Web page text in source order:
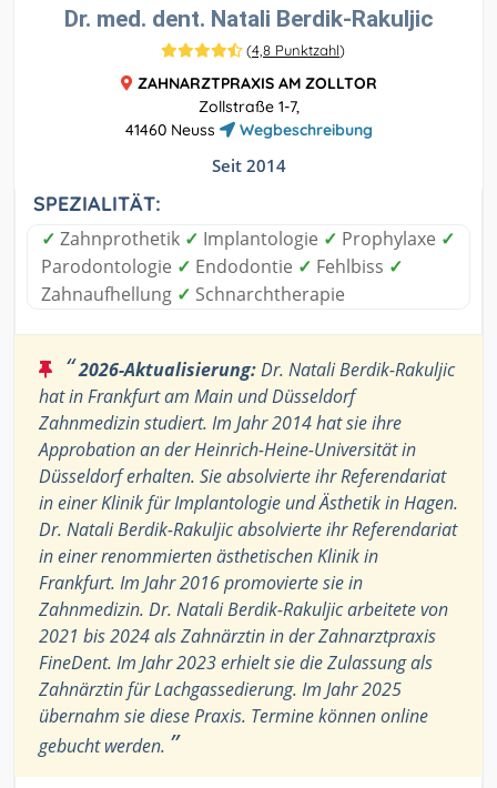
Dr. med. dent. Natali Berdik-Rakuljic
(4,8 Punktzahl)
ZAHNARZTPRAXIS AM ZOLLTOR
Zollstraße 1-7,
41460 Neuss
Wegbeschreibung
Seit 2014
SPEZIALITÄT:
✓ Zahnprothetik ✓ Implantologie ✓ Prophylaxe ✓
Parodontologie ✓ Endodontie ✓ Fehlbiss ✓
Zahnaufhellung ✓ Schnarchtherapie
“2026-Aktualisierung:Dr. Natali Berdik-Rakuljic
hat in Frankfurt am Main und Düsseldorf
Zahnmedizin studiert. Im Jahr 2014 hat sie ihre
Approbation an der Heinrich-Heine-Universität in
Düsseldorf erhalten. Sie absolvierte ihr Referendariat
in einer Klinik für Implantologie und Ästhetik in Hagen.
Dr. Natali Berdik-Rakuljic absolvierte ihr Referendariat
in einer renommierten ästhetischen Klinik in
Frankfurt. Im Jahr 2016 promovierte sie in
Zahnmedizin. Dr. Natali Berdik-Rakuljic arbeitete von
2021 bis 2024 als Zahnärztin in der Zahnarztpraxis
FineDent. Im Jahr 2023 erhielt sie die Zulassung als
Zahnärztin für Lachgassedierung. Im Jahr 2025
übernahm sie diese Praxis. Termine können online
gebucht werden. ”